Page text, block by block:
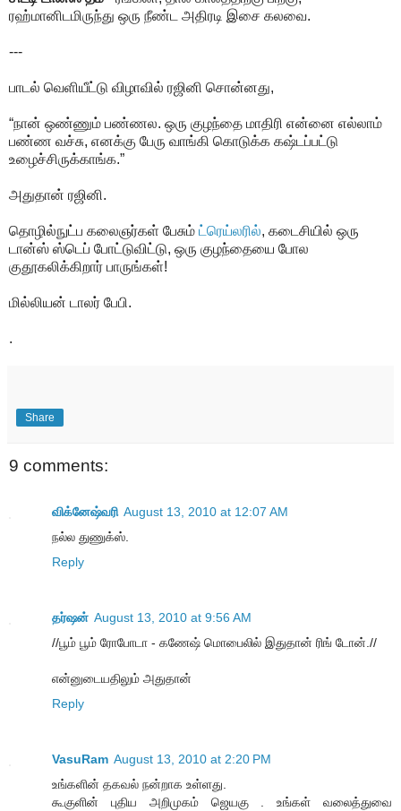
ரஹ்மானிடமிருந்து ஒரு நீண்ட அதிரடி இசை கலவை.
---
பாடல் வெளியீட்டு விழாவில் ரஜினி சொன்னது,
“நான் ஒண்ணும் பண்ணல. ஒரு குழந்தை மாதிரி என்னை எல்லாம்
பண்ண வச்சு, எனக்கு பேரு வாங்கி கொடுக்க கஷ்டப்பட்டு
உழைச்சிருக்காங்க.”
அதுதான் ரஜினி.
தொழில்நுட்ப கலைஞர்கள் பேசும் ட்ரெய்லரில், கடைசியில் ஒரு
டான்ஸ் ஸ்டெப் போட்டுவிட்டு, ஒரு குழந்தையை போல
குதூகலிக்கிறார் பாருங்கள்!
மில்லியன் டாலர் பேபி.
.
Share
9 comments:
விக்னேஷ்வரி August 13, 2010 at 12:07 AM
நல்ல துணுக்ஸ்.
Reply
தர்ஷன் August 13, 2010 at 9:56 AM
//பூம் பூம் ரோபோடா - கணேஷ் மொபைலில் இதுதான் ரிங் டோன்.//
என்னுடையதிலும் அதுதான்
Reply
VasuRam August 13, 2010 at 2:20 PM
உங்களின் தகவல் நன்றாக உள்ளது.
கூகுளின் புதிய அறிமுகம் ஜெயகு . உங்கள் வலைத்துவை